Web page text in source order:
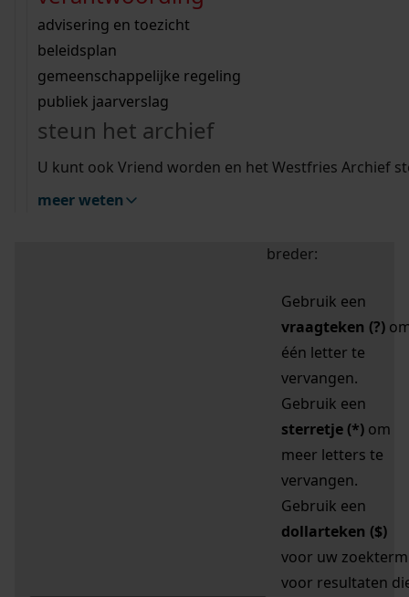
bouwvergunningen
omgevingsvergunningen
vergunningen
beeld en geluid
uitleg nodig?
Wij helpen u op weg met een aantal zoektips.
bekijk alle zoektips
Wij helpen u op weg met een aantal zoektips.
bekijk alle zoektips
bekijk ons geschiedenislokaal
advisering en toezicht
beleidsplan
gemeenschappelijke regeling
publiek jaarverslag
steun het archief
U kunt ook Vriend worden en het Westfries Archief
meer weten
zoektips
Mijn Studiezaal (inloggen)
uw zoekopdracht te
breder:
Gebruik een
vraagteken (?)
één letter te
vervangen.
Gebruik een
sterretje (*) om
meer letters te
vervangen.
Gebruik een
dollarteken ($)
voor uw zoekterm
voor resultaten